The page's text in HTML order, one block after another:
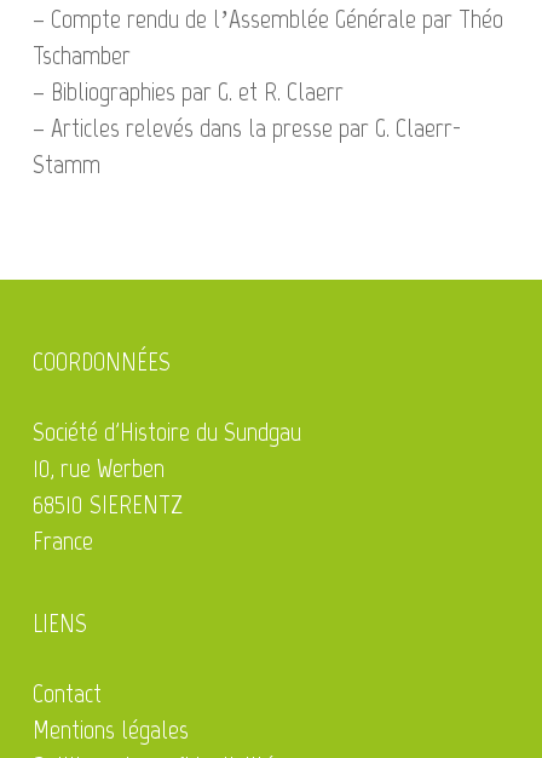
– Compte rendu de l’Assemblée Générale par Théo
Tschamber
– Bibliographies par G. et R. Claerr
– Articles relevés dans la presse par G. Claerr-
Stamm
COORDONNÉES
Société d'Histoire du Sundgau
10, rue Werben
68510 SIERENTZ
France
LIENS
Contact
Mentions légales